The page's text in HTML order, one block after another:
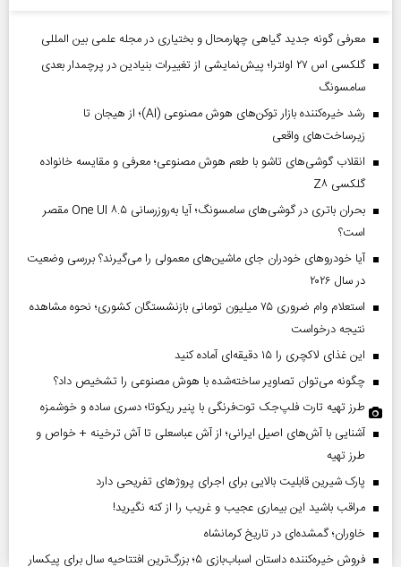
معرفی گونه جدید گیاهی چهارمحال و بختیاری در مجله علمی بین المللی
گلکسی اس ۲۷ اولترا؛ پیش‌نمایشی از تغییرات بنیادین در پرچمدار بعدی
سامسونگ
رشد خیره‌کننده بازار توکن‌های هوش مصنوعی (AI)؛ از هیجان تا
زیرساخت‌های واقعی
انقلاب گوشی‌های تاشو‌ با طعم هوش مصنوعی؛ معرفی و مقایسه خانواده
گلکسی Z۸
بحران باتری در گوشی‌های سامسونگ؛ آیا به‌روزرسانی One UI ۸.۵ مقصر
است؟
آیا خودروهای خودران جای ماشین‌های معمولی را می‌گیرند؟ بررسی وضعیت
در سال ۲۰۲۶
استعلام وام ضروری ۷۵ میلیون تومانی بازنشستگان کشوری؛ نحوه مشاهده
نتیجه درخواست
این غذای لاکچری را ۱۵ دقیقه‌ای آماده کنید
چگونه می‌توان تصاویر ساخته‌شده با هوش مصنوعی را تشخیص داد؟
طرز تهیه تارت فلپ‌جک توت‌فرنگی با پنیر ریکوتا؛ دسری ساده و خوشمزه
آشنایی با آش‌های اصیل ایرانی؛ از آش عباسعلی تا آش ترخینه + خواص و
طرز تهیه
پارک شیرین قابلیت‌ بالایی برای اجرای پروژهای تفریحی دارد
مراقب باشید این بیماری عجیب و غریب را از کنه نگیرید!
خاوران؛ گمشده‌ای در تاریخ کرمانشاه
فروش خیره‌کننده داستان اسباب‌بازی ۵؛ بزرگ‌ترین افتتاحیه سال برای پیکسار